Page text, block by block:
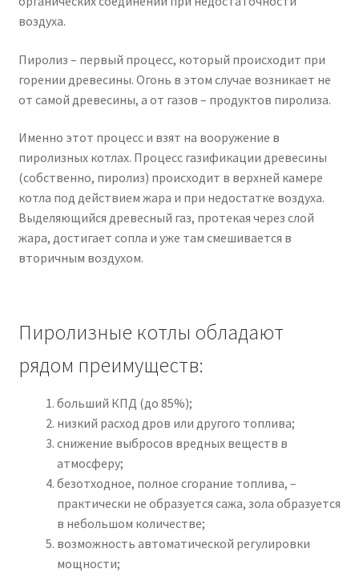
воздуха.
Пиролиз – первый процесс, который происходит при
горении древесины. Огонь в этом случае возникает не
от самой древесины, а от газов – продуктов пиролиза.
Именно этот процесс и взят на вооружение в
пиролизных котлах. Процесс газификации древесины
(собственно, пиролиз) происходит в верхней камере
котла под действием жара и при недостатке воздуха.
Выделяющийся древесный газ, протекая через слой
жара, достигает сопла и уже там смешивается в
вторичным воздухом.
Пиролизные котлы обладают
рядом преимуществ:
больший КПД (до 85%);
низкий расход дров или другого топлива;
снижение выбросов вредных веществ в
атмосферу;
безотходное, полное сгорание топлива, –
практически не образуется сажа, зола образуется
в небольшом количестве;
возможность автоматической регулировки
мощности;